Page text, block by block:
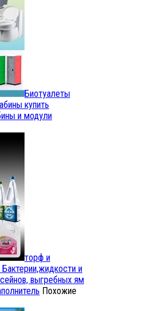
Биотуалеты
купить
и модули
торф и
Бактерии,жидкости и
выгребных ям
Похожие